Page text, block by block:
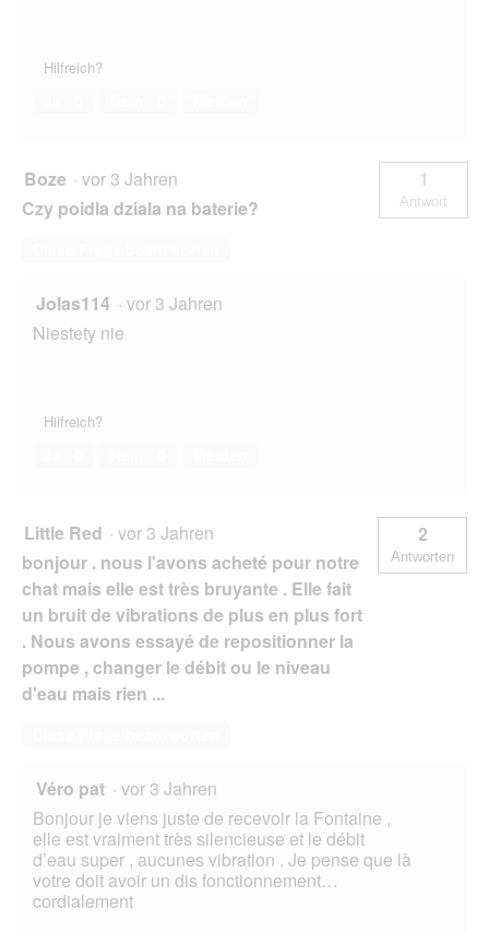
Hilfreich?
Boze · vor 3 Jahren
Czy poidla dziala na baterie?
1
Antwort
Jolas114 · vor 3 Jahren
Niestety nie
Hilfreich?
Little Red · vor 3 Jahren
bonjour . nous l'avons acheté pour notre
chat mais elle est très bruyante . Elle fait
un bruit de vibrations de plus en plus fort
. Nous avons essayé de repositionner la
pompe , changer le débit ou le niveau
d'eau mais rien ...
2
Antworten
Véro pat · vor 3 Jahren
Bonjour je viens juste de recevoir la Fontaine ,
elle est vraiment très silencieuse et le débit
d’eau super , aucunes vibration . Je pense que là
votre doit avoir un dis fonctionnement…
cordialement